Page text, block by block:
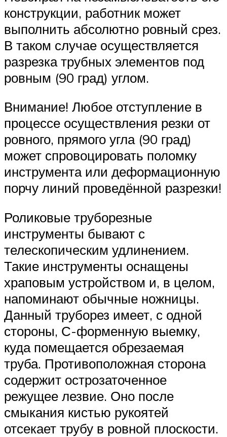
конструкции, работник может
выполнить абсолютно ровный срез.
В таком случае осуществляется
разрезка трубных элементов под
ровным (90 град) углом.
Внимание! Любое отступление в
процессе осуществления резки от
ровного, прямого угла (90 град)
может спровоцировать поломку
инструмента или деформационную
порчу линий проведённой разрезки!
Роликовые труборезные
инструменты бывают с
телескопическим удлинением.
Такие инструменты оснащены
храповым устройством и, в целом,
напоминают обычные ножницы.
Данный труборез имеет, с одной
стороны, С-форменную выемку,
куда помещается обрезаемая
труба. Противоположная сторона
содержит острозаточенное
режущее лезвие. Оно после
смыкания кистью рукоятей
отсекает трубу в ровной плоскости.